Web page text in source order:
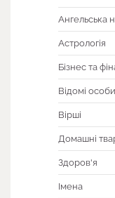
Ангельська
Астрологія
Бізнес та
Відомі
Вірші
Домашні
Здоров'я
Імена